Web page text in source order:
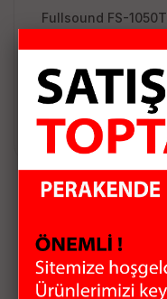
Fullsound FS-1050T
Hoparlör
453.63 TL
Sepete Ekle
HIZLI KARGO